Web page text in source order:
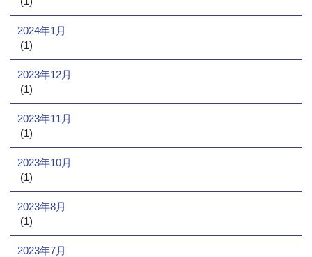
2024年1月
(1)
2023年12月
(1)
2023年11月
(1)
2023年10月
(1)
2023年8月
(1)
2023年7月